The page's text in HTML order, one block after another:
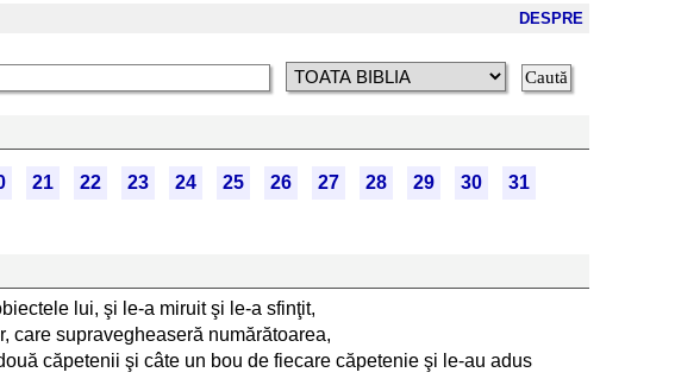
DESPRE
21 22 23 24 25 26 27 28 29 30 31
lui, şi le-a miruit şi le-a sfinţit,
care supravegheaseră numărătoarea,
căpetenii şi câte un bou de fiecare căpetenie şi le-au adus